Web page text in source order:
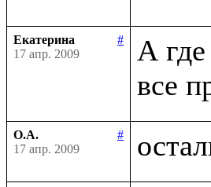
Екатерина
#
17 апр. 2009
А где
О.А.
#
17 апр. 2009